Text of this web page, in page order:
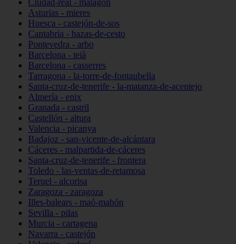
Ciudad-real - malagón
Asturias - mieres
Huesca - castejón-de-sos
Cantabria - hazas-de-cesto
Pontevedra - arbo
Barcelona - teià
Barcelona - casserres
Tarragona - la-torre-de-fontaubella
Santa-cruz-de-tenerife - la-matanza-de-acentejo
Almería - enix
Granada - castril
Castellón - altura
Valencia - picanya
Badajoz - san-vicente-de-alcántara
Cáceres - malpartida-de-cáceres
Santa-cruz-de-tenerife - frontera
Toledo - las-ventas-de-retamosa
Teruel - alcorisa
Zaragoza - zaragoza
Illes-balears - maó-mahón
Sevilla - pilas
Murcia - cartagena
Navarra - castejón